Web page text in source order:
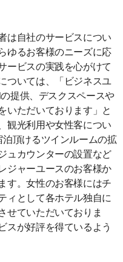
は自社のサービスについ
ゆるお客様のニーズに応
ービスの実践を心がけて
ついては、「ビジネスユ
提供、デスクスペースや
いただいております」と
観光利用や女性客につい
頂けるツインルームの拡
ュカウンターの設置など
ジャーユースのお客様か
す。女性のお客様にはチ
ィとして各ホテル独自に
せていただいておりま
スが好評を得ているよう